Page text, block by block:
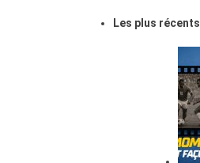
Les plus récents